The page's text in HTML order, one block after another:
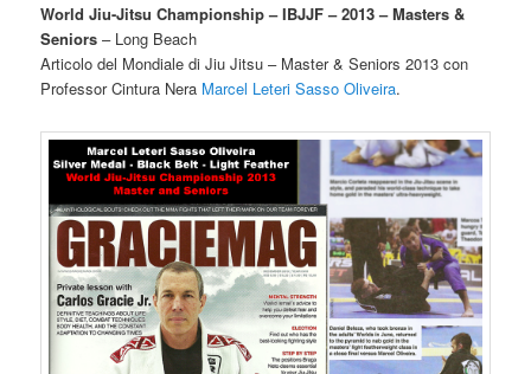
World Jiu-Jitsu Championship – IBJJF – 2013 –Masters &
Seniors– Long Beach
Articolo del Mondiale di Jiu Jitsu – Master & Seniors 2013 con
Professor Cintura Nera Marcel Leteri Sasso Oliveira.